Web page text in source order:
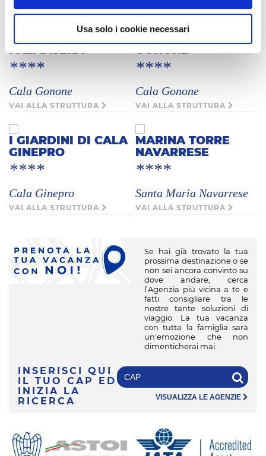
Usa solo i cookie necessari
PALMASERA
****
Cala Gonone
VAI ALLA STRUTTURA
GONONE
****
Cala Gonone
VAI ALLA STRUTTURA
I GIARDINI DI CALA
GINEPRO
****
Cala Ginepro
VAI ALLA STRUTTURA
MARINA TORRE
NAVARRESE
****
Santa Maria Navarrese
VAI ALLA STRUTTURA
Se hai già trovato la tua
prossima destinazione o se
non sei ancora convinto su
dove andare, cerca
l’Agenzia più vicina a te e
fatti consigliare tra le
nostre tante soluzioni di
viaggio. La tua vacanza
con tutta la famiglia sarà
un'emozione che non
dimenticherai mai.
INSERISCI QUI
IL TUO CAP
ED
INIZIA LA
RICERCA
VISUALIZZA LE AGENZIE